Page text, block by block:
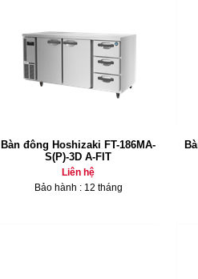
Bàn đông Hoshizaki FT-186MA-
S(P)-3D A-FIT
Liên hệ
Bảo hành : 12 tháng